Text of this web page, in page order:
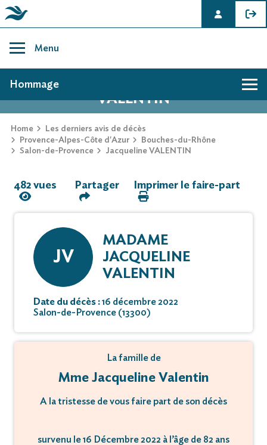
content
Menu
AVIS DE DÉCÈS DE JACQUELINE
VALENTIN
Home
Les derniers avis de décès
Provence-Alpes-Côte d'Azur
Bouches-du-Rhône
Salon-de-Provence
Jacqueline VALENTIN
Hommage
Faire-part
482 vues Partager Imprimer le faire-part
JV
MADAME
JACQUELINE
VALENTIN
Date du décès :16 décembre 2022
Salon-de-Provence (13300)
La famille de
Mme Jacqueline Valentin
A la tristesse de vous faire part de son décès
survenu le 16 Décembre 2022 à l’âge de 82 ans